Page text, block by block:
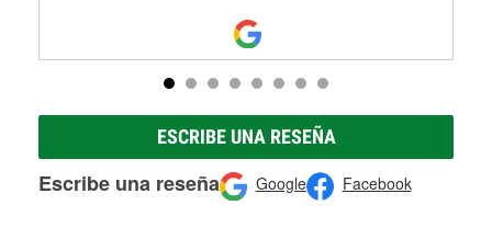
ESCRIBE UNA RESEÑA
Escribe una reseña Google Facebook